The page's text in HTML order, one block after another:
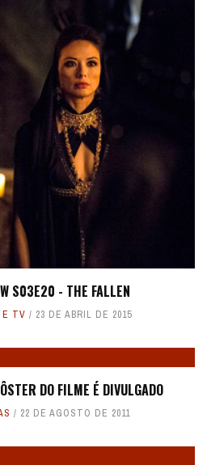
S03E20 - THE FALLEN
E TV 23 DE ABRIL DE 2015
DO FILME É DIVULGADO
22 DE AGOSTO DE 2011